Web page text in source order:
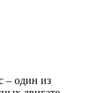
– один из